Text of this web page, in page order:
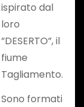
ispirato dal
loro
”DESERTO”, il
fiume
Tagliamento.
Sono formati